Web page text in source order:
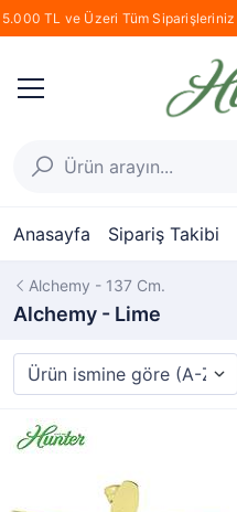
5.000 TL ve Üzeri Tüm Siparişleriniz
Anasayfa Sipariş Takibi
Alchemy - 137 Cm.
Alchemy - Lime